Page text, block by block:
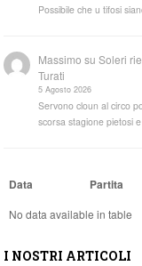
Possibile che u tifosi
Massimo suSoleri
Turati
5 Agosto 2026
Servono cloun al circo
scorsa stagione pietosi
Data Partita
No data available in table
I NOSTRI ARTICOLI